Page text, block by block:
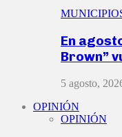
En
Brown”
5 agosto,
OPINIÓN
OPINIÓN